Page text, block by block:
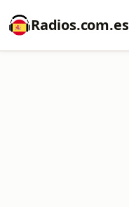
Radios.com.es